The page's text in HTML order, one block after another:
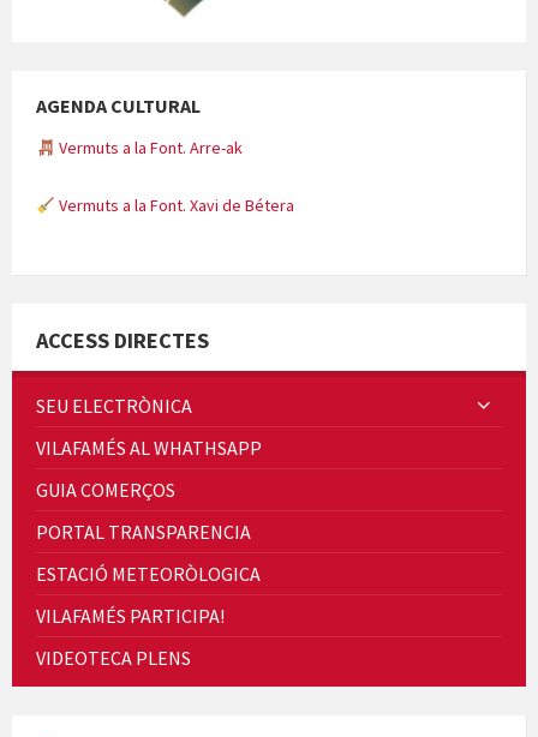
AGENDA CULTURAL
Vermuts a la Font. Arre-ak
Vermuts a la Font. Xavi de Bétera
Quintà Culroja
Cicle de Cine i Dones rurals
ACCESS DIRECTES
SEU ELECTRÒNICA
VILAFAMÉS AL WHATHSAPP
GUIA COMERÇOS
PORTAL TRANSPARENCIA
ESTACIÓ METEORÒLOGICA
VILAFAMÉS PARTICIPA!
VIDEOTECA PLENS